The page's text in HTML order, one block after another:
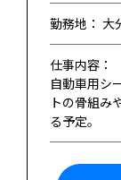
勤務地： 大
仕事内容：
自動車用シ
トの骨組み
る予定。